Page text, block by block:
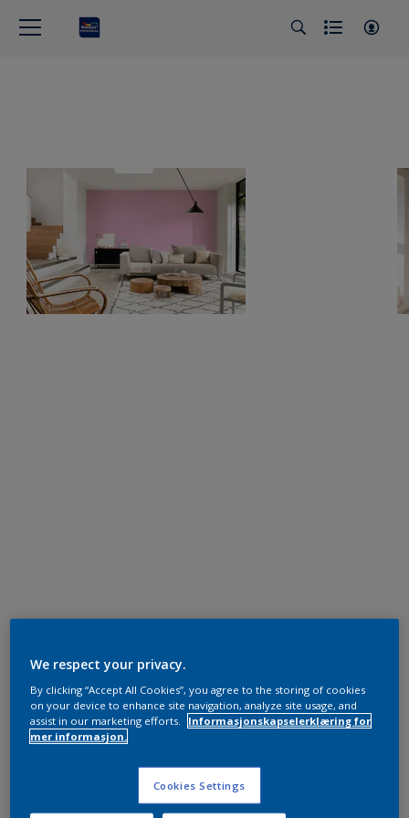
We respect your privacy.
By clicking “Accept All Cookies”, you agree to the storing of cookies
on your device to enhance site navigation, analyze site usage, and
assist in our marketing efforts.
Informasjonskapselerklæring for
mer informasjon.
Cookies Settings